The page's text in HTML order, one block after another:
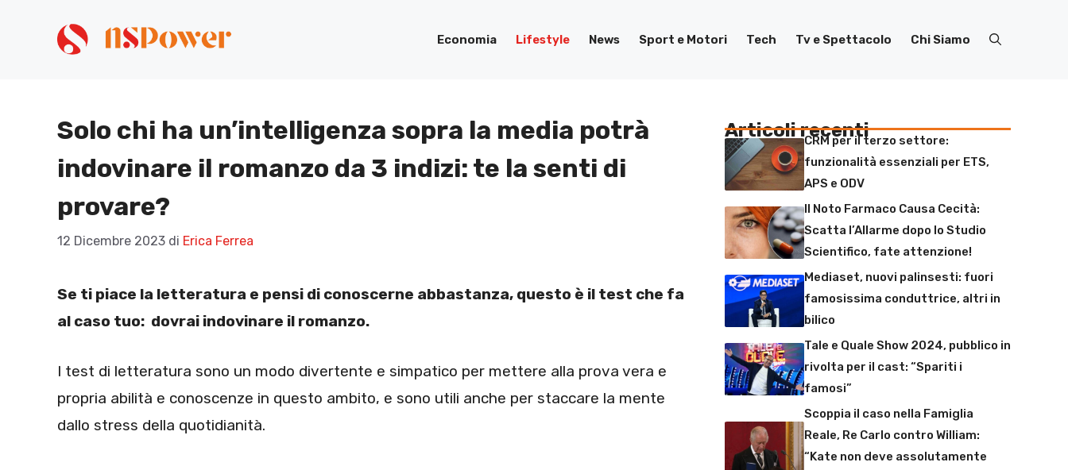
Economia Lifestyle News Sport e Motori Tech Tv e Spettacolo Chi Siamo
Solo chi ha un’intelligenza sopra la media potrà
indovinare il romanzo da 3 indizi: te la senti di
provare?
12 Dicembre 2023 di Erica Ferrea
Se ti piace la letteratura e pensi di conoscerne abbastanza, questo è il test che fa
al caso tuo: dovrai indovinare il romanzo.
I test di letteratura sono un modo divertente e simpatico per mettere alla prova vera e
propria abilità e conoscenze in questo ambito, e sono utili anche per staccare la mente
dallo stress della quotidianità.
Articoli recentiCRM per il terzo settore:
funzionalità essenziali per ETS,
APS e ODV
Il Noto Farmaco Causa Cecità:
Scatta l’Allarme dopo lo Studio
Scientifico, fate attenzione!
Mediaset, nuovi palinsesti: fuori
famosissima conduttrice, altri in
bilico
Tale e Quale Show 2024, pubblico in
rivolta per il cast: “Spariti i
famosi”
Scoppia il caso nella Famiglia
Reale, Re Carlo contro William:
“Kate non deve assolutamente